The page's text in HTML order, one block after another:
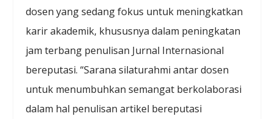
dosen yang sedang fokus untuk meningkatkan
karir akademik, khususnya dalam peningkatan
jam terbang penulisan Jurnal Internasional
bereputasi. “Sarana silaturahmi antar dosen
untuk menumbuhkan semangat berkolaborasi
dalam hal penulisan artikel bereputasi